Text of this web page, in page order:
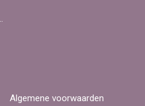
Algemene voorwaarden